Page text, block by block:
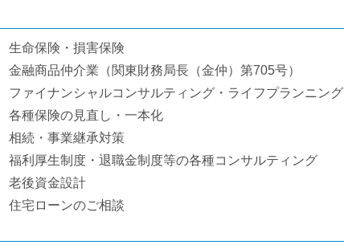
生命保険・損害保険
金融商品仲介業（関東財務局長（金仲）第705号）
ファイナンシャルコンサルティング・ライフプランニング
各種保険の見直し・一本化
相続・事業継承対策
福利厚生制度・退職金制度等の各種コンサルティング
老後資金設計
住宅ローンのご相談